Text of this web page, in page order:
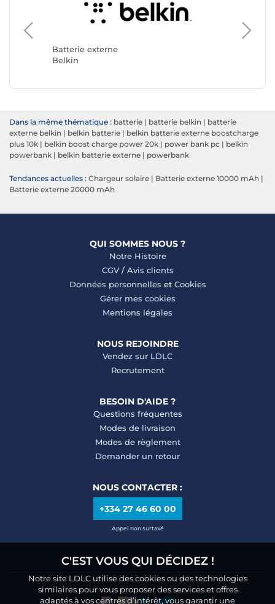
C'EST VOUS QUI DÉCIDEZ !
Notre site LDLC utilise des cookies ou des technologies
similaires pour vous proposer des services et offres
adaptés à vos centres d’intérêt, vous garantir une
Batterie externe
Belkin
Akashi
Dans la même thématique : batterie | batterie belkin | batterie
externe belkin | belkin batterie | belkin batterie externe boostcharge
plus 10k | belkin boost charge power 20k | power bank pc | belkin
powerbank | belkin batterie externe | powerbank
Tendances actuelles : Chargeur solaire | Batterie externe 10000 mAh |
Batterie externe 20000 mAh
QUI SOMMES NOUS ?
Notre Histoire
CGV/ Avis clients
Données personnelles et Cookies
Gérer mes cookies
Mentions légales
NOUS REJOINDRE
Vendez sur LDLC
Recrutement
BESOIN D'AIDE ?
Questions fréquentes
Modes de livraison
Modes de règlement
Demander un retour
NOUS CONTACTER :
+334 27 46 60 00
Appel non surtaxé